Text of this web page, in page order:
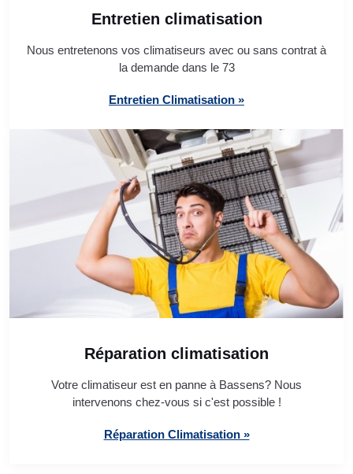
Entretien climatisation
Nous entretenons vos climatiseurs avec ou sans contrat à
la demande dans le 73
Entretien Climatisation »
Réparation climatisation
Votre climatiseur est en panne à Bassens? Nous
intervenons chez-vous si c'est possible !
Réparation Climatisation »